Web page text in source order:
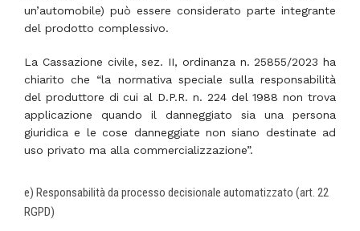
un’automobile) può essere considerato parte integrante
del prodotto complessivo.
La Cassazione civile, sez. II, ordinanza n. 25855/2023 ha
chiarito che “la normativa speciale sulla responsabilità
del produttore di cui al D.P.R. n. 224 del 1988 non trova
applicazione quando il danneggiato sia una persona
giuridica e le cose danneggiate non siano destinate ad
uso privato ma alla commercializzazione”.
e) Responsabilità da processo decisionale automatizzato (art. 22
RGPD)